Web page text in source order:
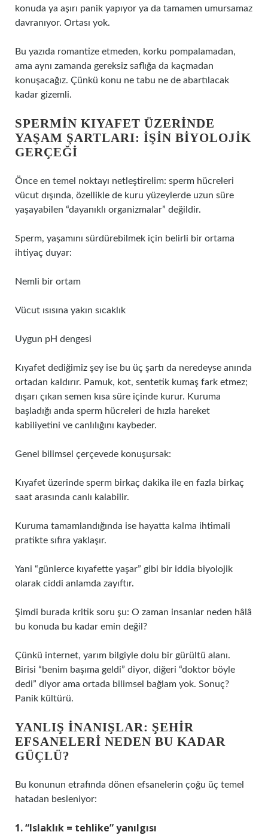
konuda ya aşırı panik yapıyor ya da tamamen umursamaz
davranıyor. Ortası yok.
Bu yazıda romantize etmeden, korku pompalamadan,
ama aynı zamanda gereksiz saflığa da kaçmadan
konuşacağız. Çünkü konu ne tabu ne de abartılacak
kadar gizemli.
SPERMIN KIYAFET ÜZERINDE
YAŞAM ŞARTLARI: IŞIN BIYOLOJIK
GERÇEĞI
Önce en temel noktayı netleştirelim: sperm hücreleri
vücut dışında, özellikle de kuru yüzeylerde uzun süre
yaşayabilen “dayanıklı organizmalar” değildir.
Sperm, yaşamını sürdürebilmek için belirli bir ortama
ihtiyaç duyar:
Nemli bir ortam
Vücut ısısına yakın sıcaklık
Uygun pH dengesi
Kıyafet dediğimiz şey ise bu üç şartı da neredeyse anında
ortadan kaldırır. Pamuk, kot, sentetik kumaş fark etmez;
dışarı çıkan semen kısa süre içinde kurur. Kuruma
başladığı anda sperm hücreleri de hızla hareket
kabiliyetini ve canlılığını kaybeder.
Genel bilimsel çerçevede konuşursak:
Kıyafet üzerinde sperm birkaç dakika ile en fazla birkaç
saat arasında canlı kalabilir.
Kuruma tamamlandığında ise hayatta kalma ihtimali
pratikte sıfıra yaklaşır.
Yani “günlerce kıyafette yaşar” gibi bir iddia biyolojik
olarak ciddi anlamda zayıftır.
Şimdi burada kritik soru şu: O zaman insanlar neden hâlâ
bu konuda bu kadar emin değil?
Çünkü internet, yarım bilgiyle dolu bir gürültü alanı.
Birisi “benim başıma geldi” diyor, diğeri “doktor böyle
dedi” diyor ama ortada bilimsel bağlam yok. Sonuç?
Panik kültürü.
YANLIŞ INANIŞLAR: ŞEHIR
EFSANELERI NEDEN BU KADAR
GÜÇLÜ?
Bu konunun etrafında dönen efsanelerin çoğu üç temel
hatadan besleniyor:
1. “Islaklık = tehlike” yanılgısı